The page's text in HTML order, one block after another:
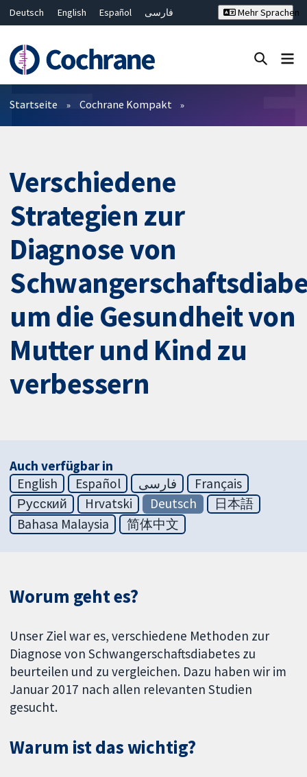
Deutsch English Español
فارسی
Bahasa Malaysia
ไทย
繁體中文
简体中文
Mehr Sprachen
Filter
Startseite Cochrane Kompakt
Verschiedene
Strategien zur
Diagnose von
um die Gesundheit von
Mutter und Kind zu
verbessern
Auch verfügbar in
English
Español فارسی
Français
Русский
Hrvatski Deutsch
日本語
Bahasa Malaysia
简体中文
Worum geht es?
Unser Ziel war es, verschiedene Methoden zur
Diagnose von Schwangerschaftsdiabetes zu
beurteilen und zu vergleichen. Dazu haben wir im
Januar 2017 nach allen relevanten Studien
gesucht.
Warum ist das wichtig?